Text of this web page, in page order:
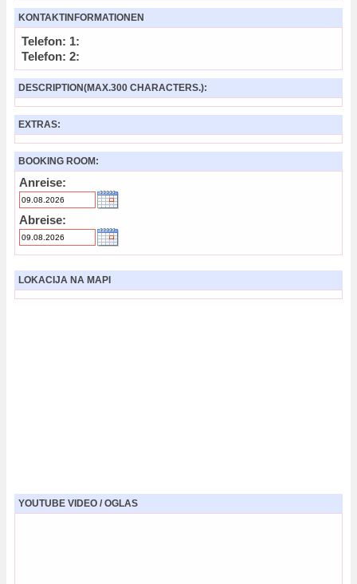
KONTAKTINFORMATIONEN
Telefon: 1:
Telefon: 2:
DESCRIPTION(MAX.300 CHARACTERS.):
EXTRAS:
BOOKING ROOM:
Anreise:
Abreise:
LOKACIJA NA MAPI
YOUTUBE VIDEO / OGLAS